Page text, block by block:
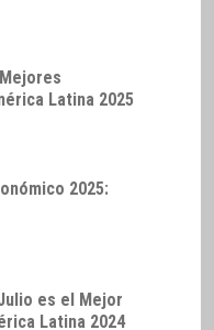
Latina 2025
2025:
es el Mejor
Latina 2024